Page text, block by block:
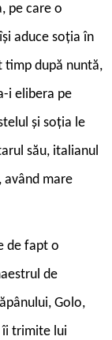
pe care o
aduce soția în
timp după nuntă,
i elibera pe
și soția le
său, italianul
având mare
de fapt o
de
Golo,
îi trimite lui